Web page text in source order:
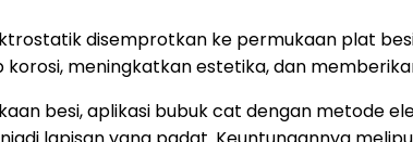
disemprotkan ke permukaan plat
meningkatkan estetika, dan
besi, aplikasi bubuk cat dengan metode